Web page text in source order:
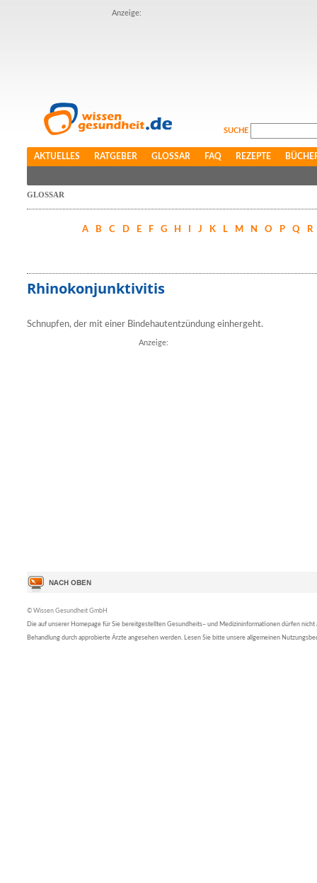
Anzeige:
SUCHE
AKTUELLES RATGEBER GLOSSAR FAQ REZEPTE
GLOSSAR
A B C D E F G H J K L M N O P Q R
Rhinokonjunktivitis
Schnupfen, der mit einer Bindehautentzündung einhergeht.
Anzeige:
© Wissen Gesundheit GmbH
Die auf unserer Homepage für Sie bereitgestellten Gesundheits– und Medizininformationen dürfen nicht
Behandlung durch approbierte Ärzte angesehen werden. Lesen Sie bitte unsere allgemeinen